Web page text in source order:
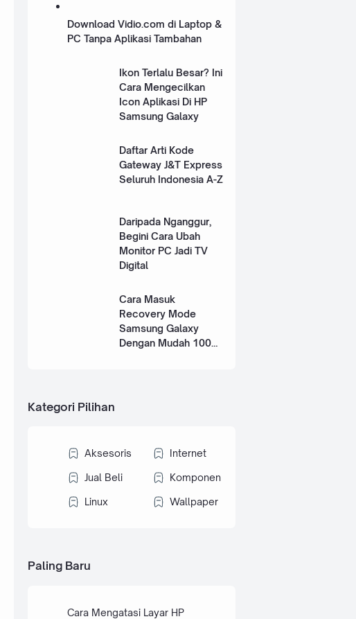
Download Vidio.com di Laptop &
PC Tanpa Aplikasi Tambahan
Ikon Terlalu Besar? Ini
Cara Mengecilkan
Icon Aplikasi Di HP
Samsung Galaxy
Daftar Arti Kode
Gateway J&T Express
Seluruh Indonesia A-Z
Daripada Nganggur,
Begini Cara Ubah
Monitor PC Jadi TV
Digital
Cara Masuk
Recovery Mode
Samsung Galaxy
Dengan Mudah 100%
Kategori Pilihan
Aksesoris Internet
Jual Beli Komponen
Linux Wallpaper
Paling Baru
Cara Mengatasi Layar HP